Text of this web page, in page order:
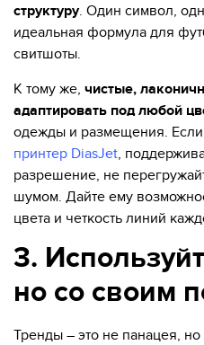
структуру. Один символ,
идеальная формула для
свитшоты.
К тому же, чистые,
адаптировать под любой
одежды и размещения.
принтер DiasJet,
разрешение, не
шумом. Дайте ему
цвета и четкость линий
3.
но со своим
Тренды – это не панацея, но